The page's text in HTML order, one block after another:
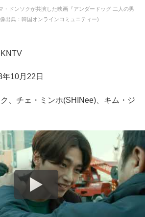
・ドンソクが共演した映画『アンダードッグ 二人の男
出典：韓国オンラインコミュニティー)
10月22日
、チェ・ミンホ(SHINee)、キム・ジ